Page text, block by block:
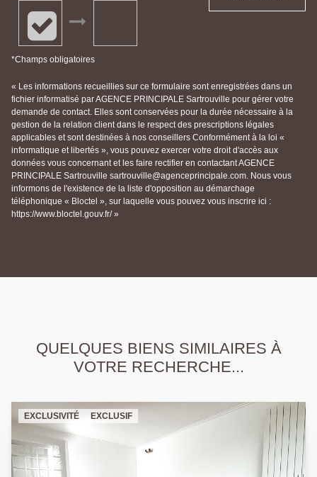
*Champs obligatoires
« Les informations recueillies sur ce formulaire sont enregistrées dans un
fichier informatisé par AGENCE PRINCIPALE Sartrouville pour gérer votre
demande de contact. Elles sont conservées pour la durée nécessaire à la
gestion de la relation client dans le respect des prescriptions légales
applicables et sont destinées à nos conseillers Conformément à la loi «
informatique et libertés », vous pouvez exercer votre droit d'accès aux
données vous concernant et les faire rectifier en contactant AGENCE
PRINCIPALE Sartrouville sartrouville@agenceprincipale.com. Nous vous
informons de l'existence de la liste d'opposition au démarchage
téléphonique « Bloctel », sur laquelle vous pouvez vous inscrire ici :
https://www.bloctel.gouv.fr/ »
QUELQUES BIENS SIMILAIRES À
VOTRE RECHERCHE...
EXCLUSIVITÉ EXCLUSIF